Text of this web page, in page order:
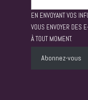
EN ENVOYANT VOS
VOUS ENVOYER DES
À TOUT MOMENT.
Abonnez-vous